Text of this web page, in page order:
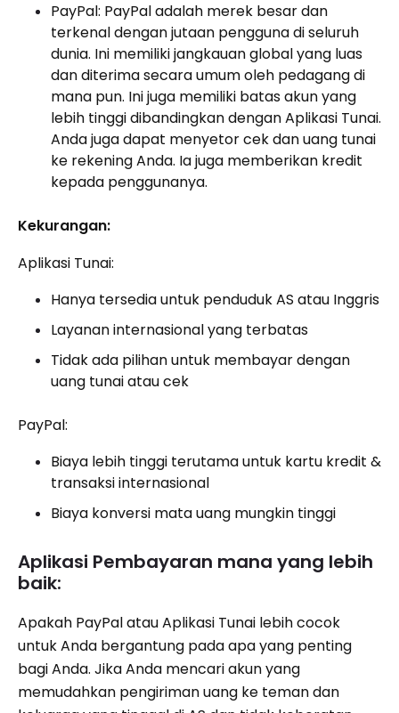
PayPal: PayPal adalah merek besar dan
terkenal dengan jutaan pengguna di seluruh
dunia. Ini memiliki jangkauan global yang luas
dan diterima secara umum oleh pedagang di
mana pun. Ini juga memiliki batas akun yang
lebih tinggi dibandingkan dengan Aplikasi Tunai.
Anda juga dapat menyetor cek dan uang tunai
ke rekening Anda. Ia juga memberikan kredit
kepada penggunanya.
Kekurangan:
Aplikasi Tunai:
Hanya tersedia untuk penduduk AS atau Inggris
Layanan internasional yang terbatas
Tidak ada pilihan untuk membayar dengan
uang tunai atau cek
PayPal:
Biaya lebih tinggi terutama untuk kartu kredit &
transaksi internasional
Biaya konversi mata uang mungkin tinggi
Aplikasi Pembayaran mana yang lebih
baik:
Apakah PayPal atau Aplikasi Tunai lebih cocok
untuk Anda bergantung pada apa yang penting
bagi Anda. Jika Anda mencari akun yang
memudahkan pengiriman uang ke teman dan